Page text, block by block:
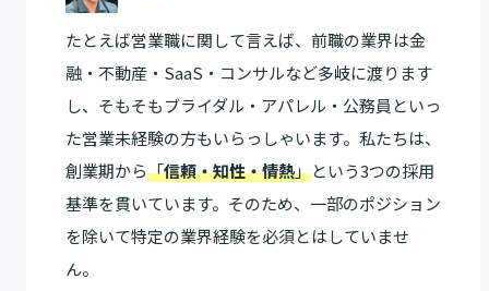
たとえば営業職に関して言えば、前職の業界は金
融・不動産・SaaS・コンサルなど多岐に渡ります
し、そもそもブライダル・アパレル・公務員といっ
た営業未経験の方もいらっしゃいます。私たちは、
創業期から「信頼・知性・情熱」という3つの採用
基準を貫いています。そのため、一部のポジション
を除いて特定の業界経験を必須とはしていませ
ん。